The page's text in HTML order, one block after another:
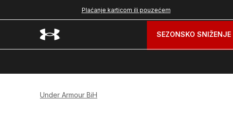
Plaćanje karticom ili pouzećem
SEZONSKO SNIŽENJE
Under Armour BiH